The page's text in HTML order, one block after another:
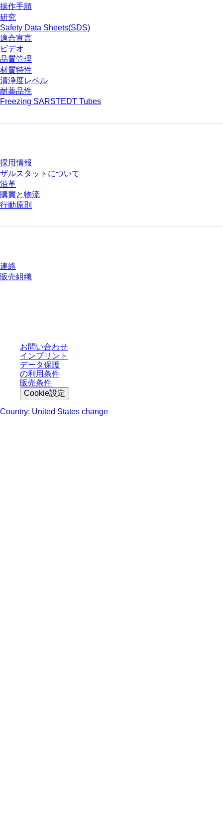
操作手順
研究
Safety Data Sheets(SDS)
適合宣言
ビデオ
品質管理
材質特性
清浄度レベル
耐薬品性
Freezing SARSTEDT Tubes
採用情報
ザルスタットについて
沿革
購買と物流
行動原則
連絡
販売組織
お問い合わせ
インプリント
データ保護
の利用条件
販売条件
Cookie設定
Country: United States change